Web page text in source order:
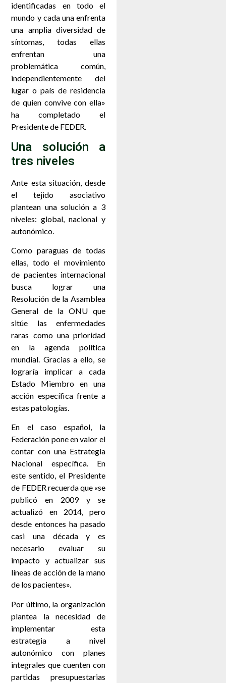
identificadas en todo el
mundo y cada una enfrenta
una amplia diversidad de
síntomas, todas ellas
enfrentan una
problemática común,
independientemente del
lugar o país de residencia
de quien convive con ella»
ha completado el
Presidente de FEDER.
Una solución a
tres niveles
Ante esta situación, desde
el tejido asociativo
plantean una solución a 3
niveles: global, nacional y
autonómico.
Como paraguas de todas
ellas, todo el movimiento
de pacientes internacional
busca lograr una
Resolución de la Asamblea
General de la ONU que
sitúe las enfermedades
raras como una prioridad
en la agenda política
mundial. Gracias a ello, se
lograría implicar a cada
Estado Miembro en una
acción específica frente a
estas patologías.
En el caso español, la
Federación pone en valor el
contar con una Estrategia
Nacional específica. En
este sentido, el Presidente
de FEDER recuerda que «se
publicó en 2009 y se
actualizó en 2014, pero
desde entonces ha pasado
casi una década y es
necesario evaluar su
impacto y actualizar sus
líneas de acción de la mano
de los pacientes».
Por último, la organización
plantea la necesidad de
implementar esta
estrategia a nivel
autonómico con planes
integrales que cuenten con
partidas presupuestarias